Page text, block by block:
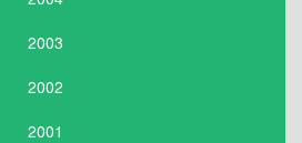
2003
2002
2001